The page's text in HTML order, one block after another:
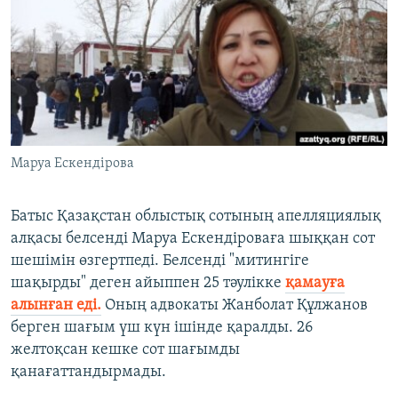
Русский
ЖАЗЫЛЫҢЫЗ
Басқа тілдерде
Маруа Ескендірова
Батыс Қазақстан облыстық сотының апелляциялық
алқасы белсенді Маруа Ескендіроваға шыққан сот
шешімін өзгертпеді. Белсенді "митингіге
шақырды" деген айыппен 25 тәулікке қамауға
алынған еді. Оның адвокаты Жанболат Құлжанов
берген шағым үш күн ішінде қаралды. 26
желтоқсан кешке сот шағымды
қанағаттандырмады.